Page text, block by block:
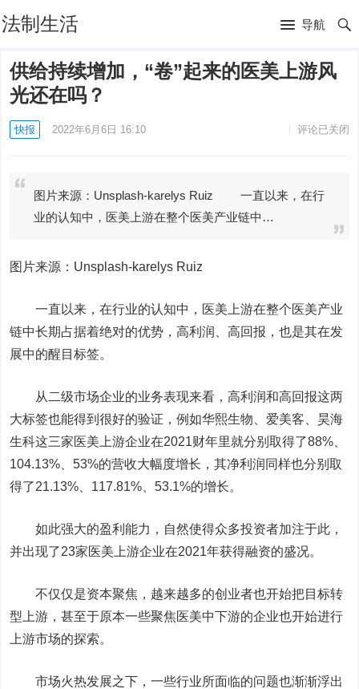
法制生活 导航
供给持续增加，“卷”起来的医美上游风
光还在吗？
快报 2022年6月6日 16:10 评论已关闭
图片来源：Unsplash-karelys Ruiz 一直以来，在行
业的认知中，医美上游在整个医美产业链中…
图片来源：Unsplash-karelys Ruiz
一直以来，在行业的认知中，医美上游在整个医美产业
链中长期占据着绝对的优势，高利润、高回报，也是其在发
展中的醒目标签。
从二级市场企业的业务表现来看，高利润和高回报这两
大标签也能得到很好的验证，例如华熙生物 爱美客
昊海
生科这三家医美上游企业在2021财年里就分别取得了88%、
104.13%、53%的营收大幅度增长，其净利润同样也分别取
得了21.13%、117.81%、53.1%的增长。
如此强大的盈利能力，自然使得众多投资者加注于此，
并出现了23家医美上游企业在2021年获得融资的盛况。
不仅仅是资本聚焦，越来越多的创业者也开始把目标转
型上游，甚至于原本一些聚焦医美中下游的企业也开始进行
上游市场的探索。
市场火热发展之下，一些行业所面临的问题也渐渐浮出